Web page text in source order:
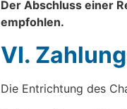
Der Abschluss einer
empfohlen.
VI.
Die Entrichtung des